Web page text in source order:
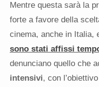
Mentre questa sarà la
forte a favore della
cinema, anche in Italia,
sono stati affissi
denunciano quello che
intensivi, con l’obiettivo